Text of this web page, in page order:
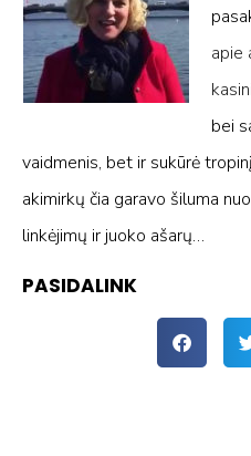
apie
bei
vaidmenis, bet ir sukūrė
akimirkų čia garavo šiluma
linkėjimų ir juoko ašarų…
PASIDALINK